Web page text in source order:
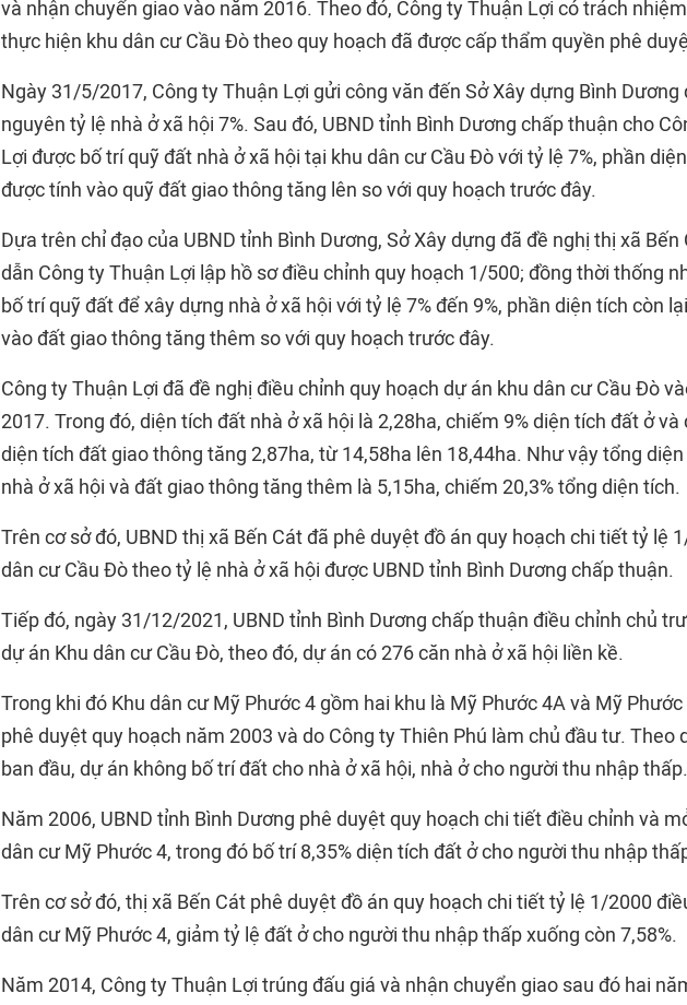
và nhận chuyển giao vào năm 2016. Theo đó, Công ty Thuận Lợi có trách
thực hiện khu dân cư Cầu Đò theo quy hoạch đã được cấp thẩm quyền phê
Ngày 31/5/2017, Công ty Thuận Lợi gửi công văn đến Sở Xây dựng Bình Dương
nguyên tỷ lệ nhà ở xã hội 7%. Sau đó, UBND tỉnh Bình Dương chấp thuận cho
Lợi được bố trí quỹ đất nhà ở xã hội tại khu dân cư Cầu Đò với tỷ lệ 7%, phần
được tính vào quỹ đất giao thông tăng lên so với quy hoạch trước đây.
Dựa trên chỉ đạo của UBND tỉnh Bình Dương, Sở Xây dựng đã đề nghị thị xã Bến
dẫn Công ty Thuận Lợi lập hồ sơ điều chỉnh quy hoạch 1/500; đồng thời thống
bố trí quỹ đất để xây dựng nhà ở xã hội với tỷ lệ 7% đến 9%, phần diện tích còn
vào đất giao thông tăng thêm so với quy hoạch trước đây.
Công ty Thuận Lợi đã đề nghị điều chỉnh quy hoạch dự án khu dân cư Cầu Đò
2017. Trong đó, diện tích đất nhà ở xã hội là 2,28ha, chiếm 9% diện tích đất ở và
diện tích đất giao thông tăng 2,87ha, từ 14,58ha lên 18,44ha. Như vậy tổng
nhà ở xã hội và đất giao thông tăng thêm là 5,15ha, chiếm 20,3% tổng diện tích.
Trên cơ sở đó, UBND thị xã Bến Cát đã phê duyệt đồ án quy hoạch chi tiết tỷ lệ
dân cư Cầu Đò theo tỷ lệ nhà ở xã hội được UBND tỉnh Bình Dương chấp thuận.
Tiếp đó, ngày 31/12/2021, UBND tỉnh Bình Dương chấp thuận điều chỉnh chủ
dự án Khu dân cư Cầu Đò, theo đó, dự án có 276 căn nhà ở xã hội liền kề.
Trong khi đó Khu dân cư Mỹ Phước 4 gồm hai khu là Mỹ Phước 4A và Mỹ
phê duyệt quy hoạch năm 2003 và do Công ty Thiên Phú làm chủ đầu tư. Theo
ban đầu, dự án không bố trí đất cho nhà ở xã hội, nhà ở cho người thu nhập thấp.
Năm 2006, UBND tỉnh Bình Dương phê duyệt quy hoạch chi tiết điều chỉnh và
dân cư Mỹ Phước 4, trong đó bố trí 8,35% diện tích đất ở cho người thu nhập
Trên cơ sở đó, thị xã Bến Cát phê duyệt đồ án quy hoạch chi tiết tỷ lệ 1/2000
dân cư Mỹ Phước 4, giảm tỷ lệ đất ở cho người thu nhập thấp xuống còn 7,58%.
Năm 2014, Công ty Thuận Lợi trúng đấu giá và nhận chuyển giao sau đó hai